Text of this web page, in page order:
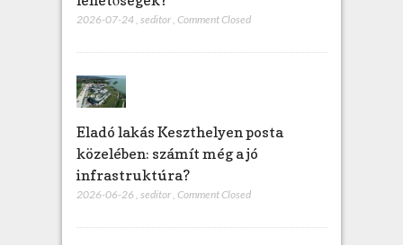
2026-07-24 seditor Comment Closed
Eladó lakás Keszthelyen posta
közelében: számít még a jó
infrastruktúra?
2026-06-26 , seditor, Comment Closed